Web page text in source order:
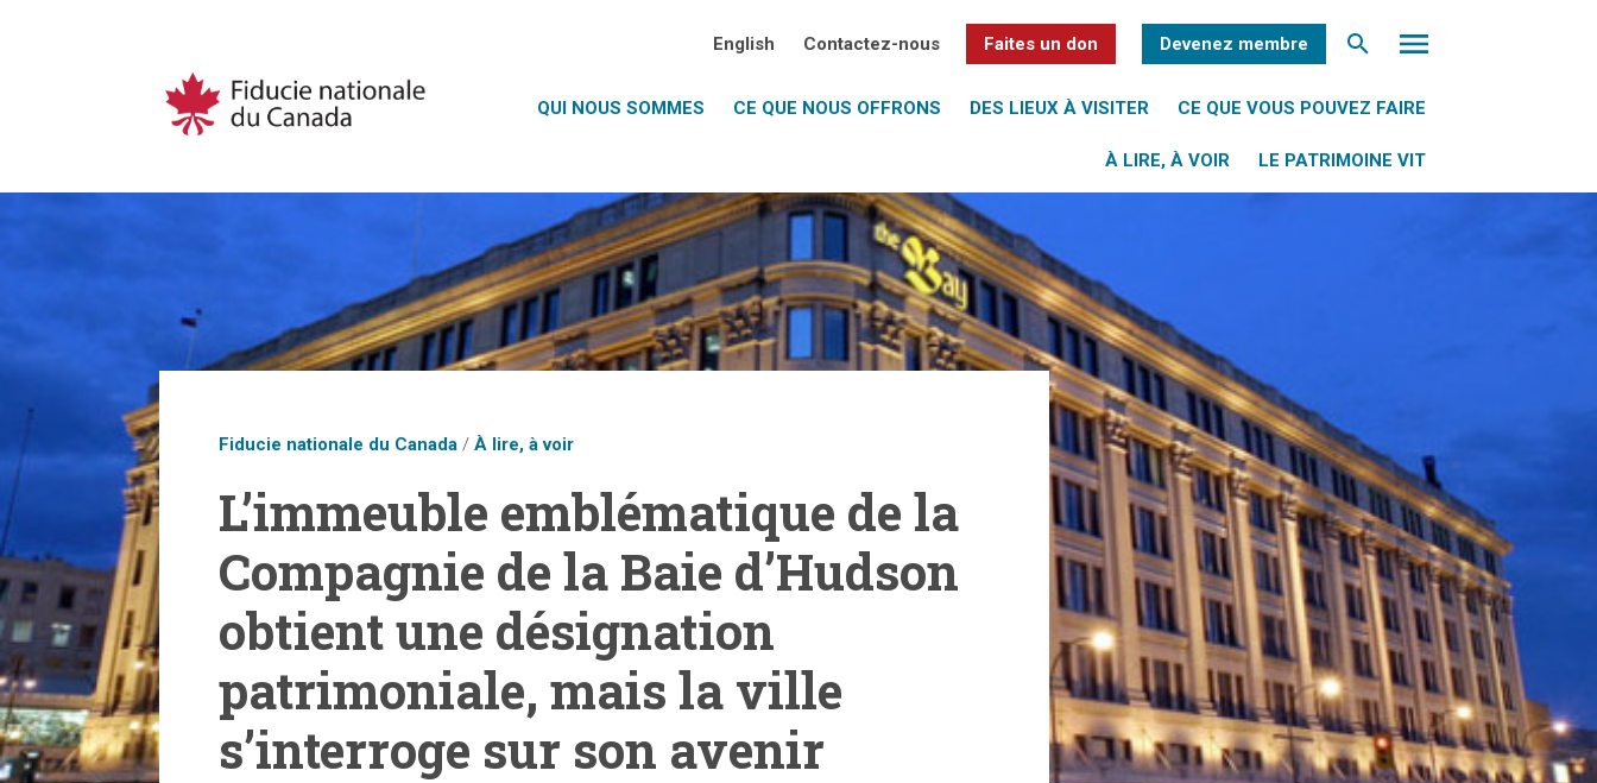
English Contactez-nous Faites un don Devenez membre
QUI NOUS SOMMES CE QUE NOUS OFFRONS DES LIEUX À VISITER CE QUE VOUS POUVEZ FAIRE
À LIRE, À VOIR LE PATRIMOINE VIT
Fiducie nationale du Canada /À lire, à voir
L’immeuble emblématique de la
Compagnie de la Baie d’Hudson
obtient une désignation
patrimoniale, mais la ville
s’interroge sur son avenir